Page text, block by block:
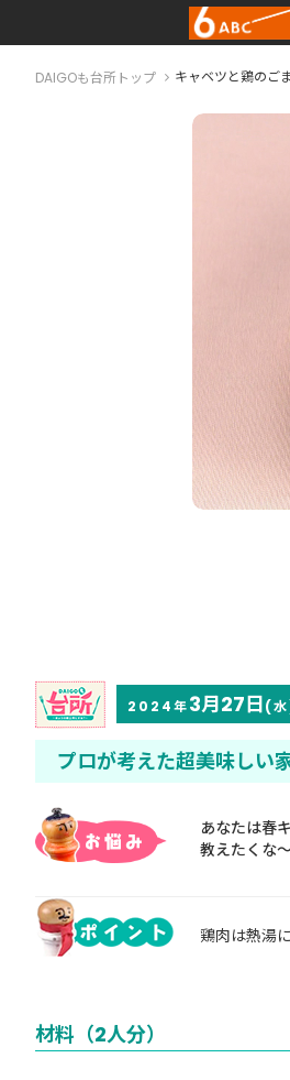
DAIGOも台所トップ キャベツと鶏のご
2024年3月27日(
プロが考えた超美味しい
あなたは春
教えたくな
鶏肉は熱湯
材料（2人分）